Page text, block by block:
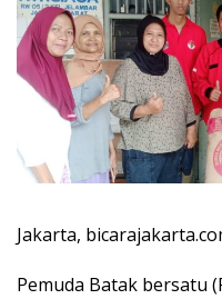
Jakarta,
Pemuda Batak bersatu